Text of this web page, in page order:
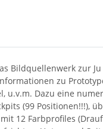
Bildquellenwerk zur
zu
u.v.m. Dazu eine
(99 Positionen!!!),
12 Farbprofiles